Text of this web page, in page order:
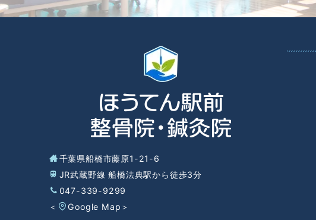
千葉県船橋市藤原1-21-6
JR武蔵野線 船橋法典駅から徒歩3分
047-339-9299
＜
Google Map ＞